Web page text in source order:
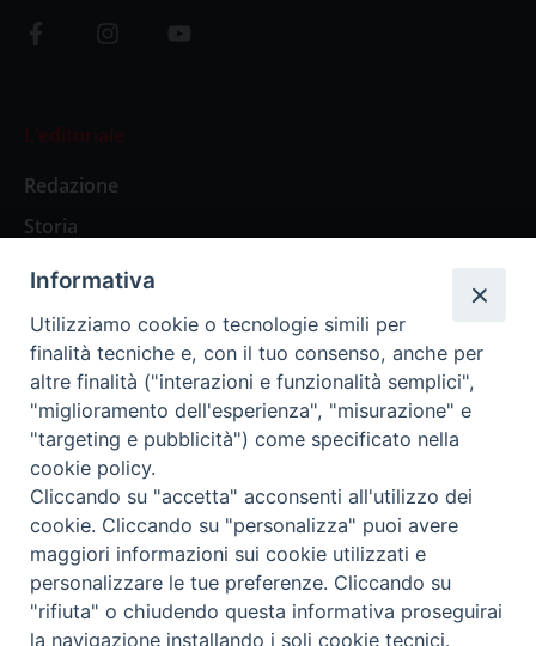
L’editoriale
Redazione
Storia
Abbonamenti
Abbonamento Annuale Digitale
Abbonamento Annuale Cartaceo
Abbonamento Singola Copia Digitale
Redazione: Pavia, Piazza Duomo 11 - tel. 0382.24736 -
amministrazione@ilticino.it - repossi@ilticino.it - P.
Informativa
Utilizziamo cookie o tecnologie simili per
finalità tecniche e, con il tuo consenso, anche per
altre finalità ("interazioni e funzionalità semplici",
"miglioramento dell'esperienza", "misurazione" e
"targeting e pubblicità") come specificato nella
cookie policy.
Cliccando su "accetta" acconsenti all'utilizzo dei
cookie. Cliccando su "personalizza" puoi avere
maggiori informazioni sui cookie utilizzati e
personalizzare le tue preferenze. Cliccando su
"rifiuta" o chiudendo questa informativa proseguirai
la navigazione installando i soli cookie tecnici.